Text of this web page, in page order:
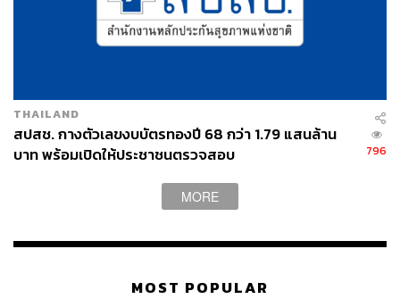
THAILAND
สปสช. กางตัวเลขงบบัตรทองปี 68 กว่า 1.79 แสนล้าน
บาท พร้อมเปิดให้ประชาชนตรวจสอบ
796
MORE
MOST POPULAR